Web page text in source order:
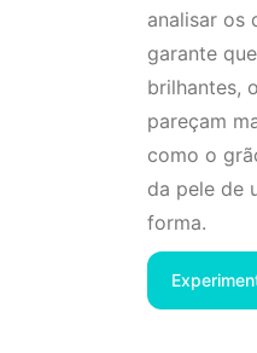
analisar os
garante
brilhantes,
pareçam
como o
da pele de
forma.